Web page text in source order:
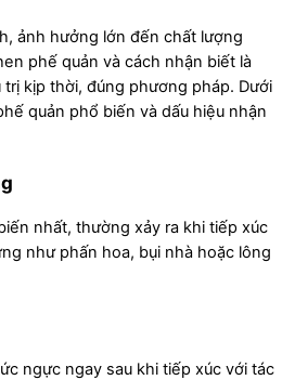
ảnh hưởng lớn đến chất lượng
phế quản và cách nhận biết là
kịp thời, đúng phương pháp. Dưới
quản phổ biến và dấu hiệu nhận
nhất, thường xảy ra khi tiếp xúc
như phấn hoa, bụi nhà hoặc lông
ngực ngay sau khi tiếp xúc với tác